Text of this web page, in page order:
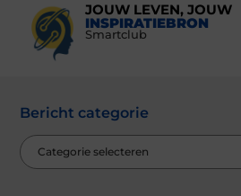
JOUW LEVEN, JOUW
INSPIRATIEBRON
Smartclub
Bericht categorie